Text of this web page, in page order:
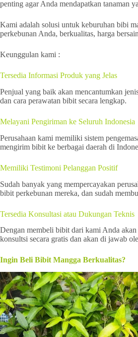
penting agar Anda mendapatkan tanaman
Kami adalah solusi untuk keburuhan bibi
perkebunan Anda, berkualitas, harga
Keunggulan kami :
Tersedia Informasi Produk yang Jelas
Penjual yang baik akan mencantumkan
dan cara perawatan bibit secara lengkap.
Melayani Pengiriman ke Seluruh Indonesia
Perusahaan kami memiliki sistem
mengirim bibit ke berbagai daerah di
Memiliki Testimoni Pelanggan Positif
Sudah banyak yang mempercayakan
bibit perkebunan mereka, dan sudah
Tersedia Konsultasi atau Dukungan Teknis
Dengan membeli bibit dari kami Anda akan
konsultsi secara gratis dan akan di jawab
Ingin Beli Bibit Mangga Berkualitas?